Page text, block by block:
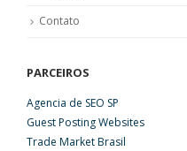
Contato
PARCEIROS
Agencia de SEO SP
Guest Posting Websites
Trade Market Brasil